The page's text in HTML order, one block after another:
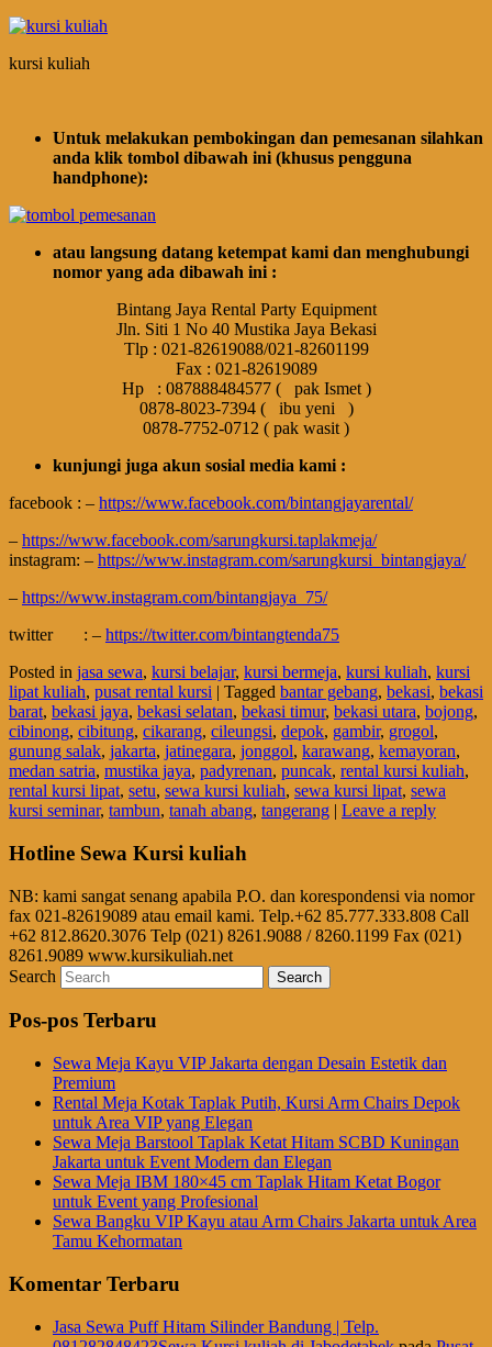
kursi kuliah
Untuk melakukan pembokingan dan pemesanan silahkan
anda klik tombol dibawah ini (khusus pengguna
handphone):
atau langsung datang ketempat kami dan menghubungi
nomor yang ada dibawah ini :
Bintang Jaya Rental Party Equipment
Jln. Siti 1 No 40 Mustika Jaya Bekasi
Tlp : 021-82619088/021-82601199
Fax : 021-82619089
Hp : 087888484577 ( pak Ismet )
0878-8023-7394 ( ibu yeni )
0878-7752-0712 ( pak wasit )
kunjungi juga akun sosial media kami :
facebook : – https://www.facebook.com/bintangjayarental/
– https://www.facebook.com/sarungkursi.taplakmeja/
instagram: – https://www.instagram.com/sarungkursi_bintangjaya/
– https://www.instagram.com/bintangjaya_75/
twitter : – https://twitter.com/bintangtenda75
Posted in jasa sewa, kursi belajar, kursi bermeja, kursi kuliah, kursi
lipat kuliah, pusat rental kursi | Tagged bantar gebang, bekasi, bekasi
barat, bekasi jaya, bekasi selatan, bekasi timur, bekasi utara, bojong,
cibinong, cibitung, cikarang, cileungsi, depok, gambir, grogol,
gunung salak, jakarta, jatinegara, jonggol, karawang, kemayoran,
medan satria, mustika jaya, padyrenan, puncak, rental kursi kuliah,
rental kursi lipat, setu, sewa kursi kuliah, sewa kursi lipat, sewa
kursi seminar, tambun, tanah abang, tangerang | Leave a reply
Hotline Sewa Kursi kuliah
NB: kami sangat senang apabila P.O. dan korespondensi via nomor
fax 021-82619089 atau email kami. Telp.+62 85.777.333.808 Call
+62 812.8620.3076 Telp (021) 8261.9088 / 8260.1199 Fax (021)
8261.9089 www.kursikuliah.net
Search
Pos-pos Terbaru
Sewa Meja Kayu VIP Jakarta dengan Desain Estetik dan
Premium
Rental Meja Kotak Taplak Putih, Kursi Arm Chairs Depok
untuk Area VIP yang Elegan
Sewa Meja Barstool Taplak Ketat Hitam SCBD Kuningan
Jakarta untuk Event Modern dan Elegan
Sewa Meja IBM 180×45 cm Taplak Hitam Ketat Bogor
untuk Event yang Profesional
Sewa Bangku VIP Kayu atau Arm Chairs Jakarta untuk Area
Tamu Kehormatan
Komentar Terbaru
Jasa Sewa Puff Hitam Silinder Bandung | Telp.